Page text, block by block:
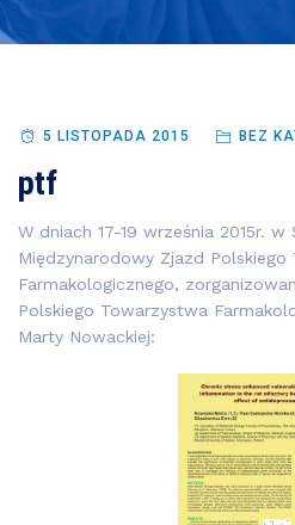
5 LISTOPADA 2015 BEZ
ptf
W dniach 17-19 września 2015r. w
Międzynarodowy Zjazd Polskiego
Farmakologicznego,
Polskiego Towarzystwa
Marty Nowackiej: